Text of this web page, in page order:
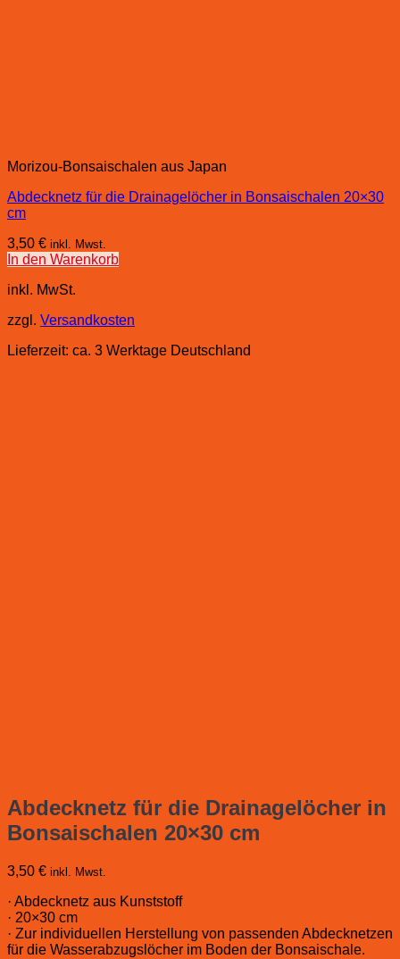
Morizou-Bonsaischalen aus Japan
Abdecknetz für die Drainagelöcher in Bonsaischalen 20×30
cm
3,50 € inkl. Mwst.
In den Warenkorb
inkl. MwSt.
zzgl. Versandkosten
Lieferzeit: ca. 3 Werktage Deutschland
Abdecknetz für die Drainagelöcher in
Bonsaischalen 20×30 cm
3,50 € inkl. Mwst.
· Abdecknetz aus Kunststoff
· 20×30 cm
· Zur individuellen Herstellung von passenden Abdecknetzen
für die Wasserabzugslöcher im Boden der Bonsaischale.